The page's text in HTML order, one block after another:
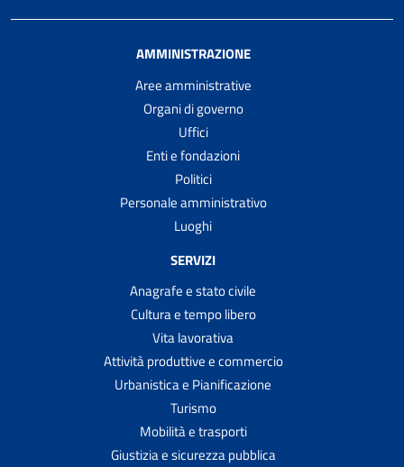
AMMINISTRAZIONE
Aree amministrative
Organi di governo
Uffici
Enti e fondazioni
Politici
Personale amministrativo
Luoghi
SERVIZI
Anagrafe e stato civile
Cultura e tempo libero
Vita lavorativa
Attività produttive e commercio
Urbanistica e Pianificazione
Turismo
Mobilità e trasporti
Giustizia e sicurezza pubblica